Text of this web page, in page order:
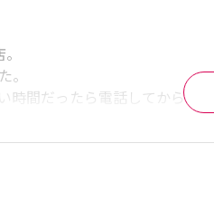
。
間だったら電話してから行っ
しテーブル席もあります。奥
文しませんでしたが、せっ